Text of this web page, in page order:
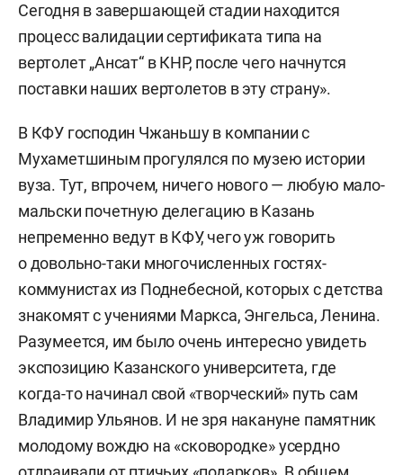
Сегодня в завершающей стадии находится
процесс валидации сертификата типа на
вертолет „Ансат“ в КНР, после чего начнутся
поставки наших вертолетов в эту страну».
В КФУ господин Чжаньшу в компании с
Мухаметшиным прогулялся по музею истории
вуза. Тут, впрочем, ничего нового — любую мало-
мальски почетную делегацию в Казань
непременно ведут в КФУ, чего уж говорить
о довольно-таки многочисленных гостях-
коммунистах из Поднебесной, которых с детства
знакомят с учениями Маркса, Энгельса, Ленина.
Разумеется, им было очень интересно увидеть
экспозицию Казанского университета, где
когда-то начинал свой «творческий» путь сам
Владимир Ульянов. И не зря накануне памятник
молодому вождю на «сковородке» усердно